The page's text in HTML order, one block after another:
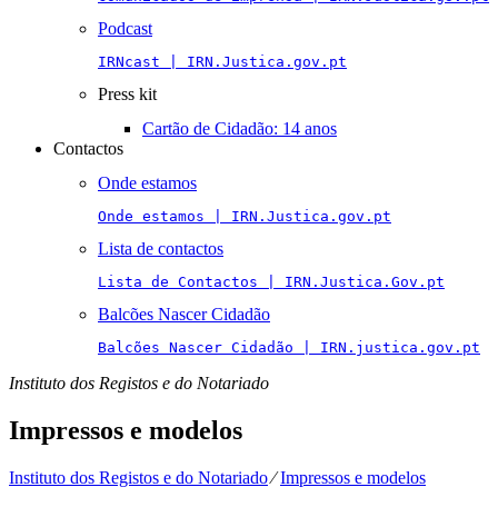
Podcast
IRNcast | IRN.Justica.gov.pt
Press kit
Cartão de Cidadão: 14 anos
Contactos
Onde estamos
Onde estamos | IRN.Justica.gov.pt
Lista de contactos
Lista de Contactos | IRN.Justica.Gov.pt
Balcões Nascer Cidadão
Balcões Nascer Cidadão | IRN.justica.gov.pt
Instituto dos Registos e do Notariado
Impressos e modelos
Instituto dos Registos e do Notariado⁄Impressos e modelos